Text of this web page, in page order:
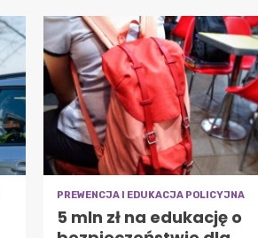
PREWENCJA I EDUKACJA POLICYJNA
5 mln zł na edukację o